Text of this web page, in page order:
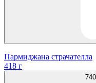
Пармиджана страчателла
418 г